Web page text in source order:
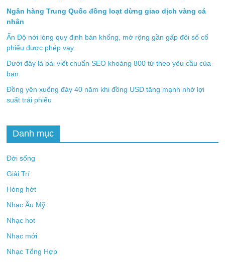
Ngân hàng Trung Quốc đồng loạt dừng giao dịch vàng cá
nhân
Ấn Độ nới lỏng quy định bán khống, mở rộng gần gấp đôi số cổ
phiếu được phép vay
Dưới đây là bài viết chuẩn SEO khoảng 800 từ theo yêu cầu của
bạn.
Đồng yên xuống đáy 40 năm khi đồng USD tăng mạnh nhờ lợi
suất trái phiếu
Danh mục
Đời sống
Giải Trí
Hóng hớt
Nhạc Âu Mỹ
Nhạc hot
Nhạc mới
Nhạc Tổng Hợp